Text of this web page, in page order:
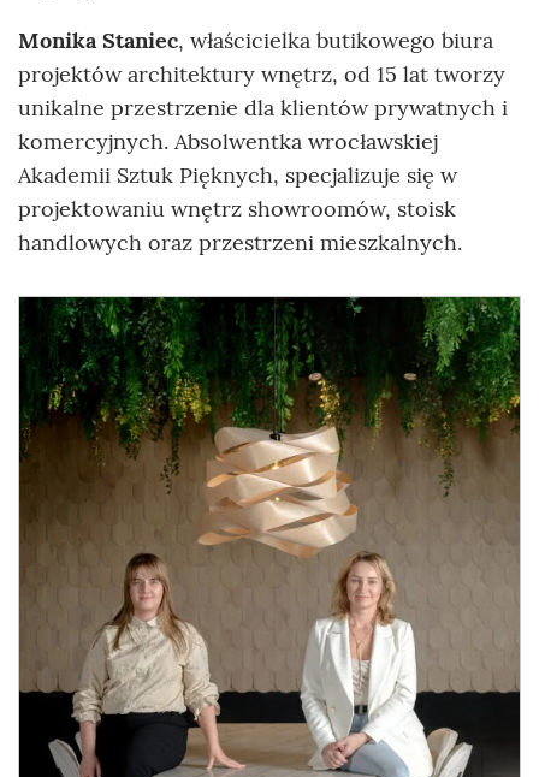
Monika Staniec, właścicielka butikowego biura
projektów architektury wnętrz, od 15 lat tworzy
unikalne przestrzenie dla klientów prywatnych i
komercyjnych. Absolwentka wrocławskiej
Akademii Sztuk Pięknych, specjalizuje się w
projektowaniu wnętrz showroomów, stoisk
handlowych oraz przestrzeni mieszkalnych.